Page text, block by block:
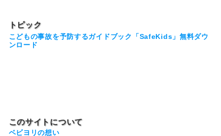
トピック
こどもの事故を予防するガイドブック「SafeKids」無料ダウ
ンロード
このサイトについて
ベビヨリの想い